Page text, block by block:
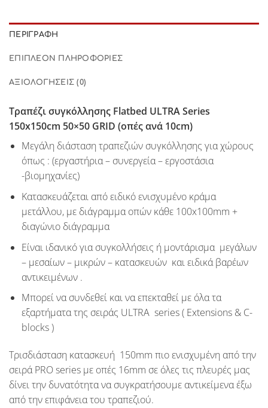
ΠΕΡΙΓΡΑΦΉ
ΕΠΙΠΛΈΟΝ ΠΛΗΡΟΦΟΡΊΕΣ
ΑΞΙΟΛΟΓΉΣΕΙΣ (0)
Τραπέζι συγκόλλησης Flatbed ULTRA Series
150x150cm 50×50 GRID (οπές ανά 10cm)
Μεγάλη διάσταση τραπεζιών συγκόλλησης για χώρους
όπως : (εργαστήρια – συνεργεία – εργοστάσια
-βιομηχανίες)
Κατασκευάζεται από ειδικό ενισχυμένο κράμα
μετάλλου, με διάγραμμα οπών κάθε 100x100mm +
διαγώνιο διάγραμμα
Είναι ιδανικό για συγκολλήσεις ή μοντάρισμα μεγάλων
– μεσαίων – μικρών – κατασκευών και ειδικά βαρέων
αντικειμένων .
Μπορεί να συνδεθεί και να επεκταθεί με όλα τα
εξαρτήματα της σειράς ULTRA series( Extensions & C-
blocks)
Tρισδιάσταση κατασκευή 150mm πιο ενισχυμένη από την
σειράPRO series με οπές 16mm σε όλες τις πλευρές μας
δίνει την δυνατότητα να συγκρατήσουμε αντικείμενα έξω
από την επιφάνεια του τραπεζιού.